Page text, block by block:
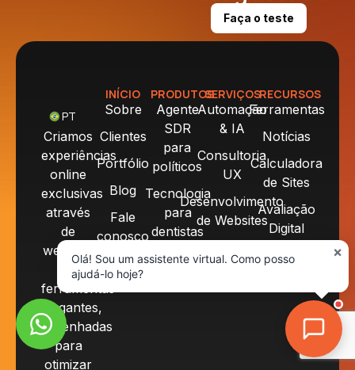
Faça o teste
PT
Criamos
experiências
online
exclusivas
através
de
websites
ferramentas
elegantes,
desenhadas
para
otimizar
INÍCIO
Sobre
Clientes
Portfólio
Blog
Fale
conosco
PRODUTOS
Agente
SDR
para
políticos
Tecnologia
para
dentistas
SERVIÇOS
Automação
& IA
Consultoria
UX
Desenvolvimento
de Websites
Digitais
RECURSOS
Ferramentas
Notícias
Calculadora
de Sites
Avaliação
Digital
×
Olá! Sou um assistente virtual. Como posso
ajudá-lo hoje?